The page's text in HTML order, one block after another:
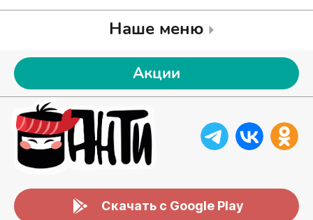
Наше меню
Акции
Скачать с Google Play